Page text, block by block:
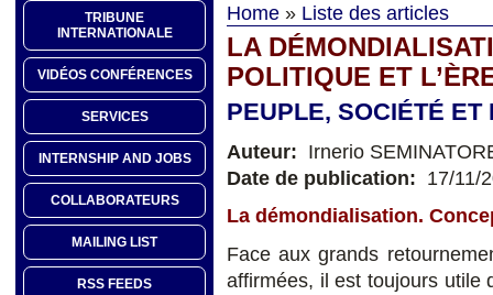
TRIBUNE
INTERNATIONALE
VIDÉOS CONFÉRENCES
SERVICES
INTERNSHIP AND JOBS
COLLABORATEURS
MAILING LIST
RSS FEEDS
Home » Liste des articles
LA
POLITIQUE ET
PEUPLE, SOCIÉTÉ ET
Auteur: Irnerio
Date de publication: 17/11/
La démondialisation.
Face aux grands
affirmées, il est toujours utile